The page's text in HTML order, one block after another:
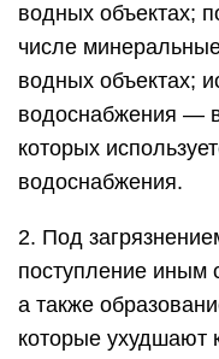
водных объектах;
числе
водных объектах;
водоснабжения —
которых
водоснабжения.
2. Под
поступление иным
а также
которые ухудшают